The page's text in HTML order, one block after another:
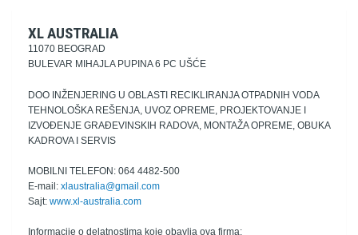
XL AUSTRALIA
11070 BEOGRAD
BULEVAR MIHAJLA PUPINA 6 PC UŠĆE
DOO INŽENJERING U OBLASTI RECIKLIRANJA OTPADNIH VODA
TEHNOLOŠKA REŠENJA, UVOZ OPREME, PROJEKTOVANJE I
IZVOĐENJE GRAĐEVINSKIH RADOVA, MONTAŽA OPREME, OBUKA
KADROVA I SERVIS
MOBILNI TELEFON: 064 4482-500
E-mail: xlaustralia@gmail.com
Sajt: www.xl-australia.com
Informacije o delatnostima koje obavlja ova firma: